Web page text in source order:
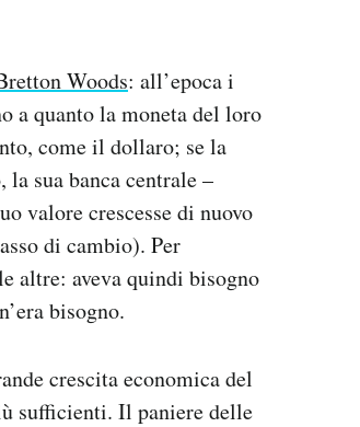
Woods: all’epoca i
a quanto la moneta del loro
come il dollaro; se la
la sua banca centrale –
valore crescesse di nuovo
di cambio). Per
altre: aveva quindi bisogno
bisogno.
crescita economica del
sufficienti. Il paniere delle